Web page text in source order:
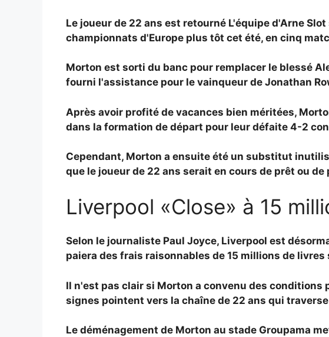
Le joueur de 22 ans est retourné L'équipe d'Arne
championnats d'Europe plus tôt cet été, en cinq
Morton est sorti du banc pour remplacer le blessé
fourni l'assistance pour le vainqueur de Jonathan
Après avoir profité de vacances bien méritées,
dans la formation de départ pour leur défaite 4-2
Cependant, Morton a ensuite été un substitut
que le joueur de 22 ans serait en cours de prêt ou de
Liverpool «Close» à 15
Selon le journaliste Paul Joyce, Liverpool est
paiera des frais raisonnables de 15 millions de
Il n'est pas clair si Morton a convenu des conditions
signes pointent vers la chaîne de 22 ans qui
Le déménagement de Morton au stade Groupama